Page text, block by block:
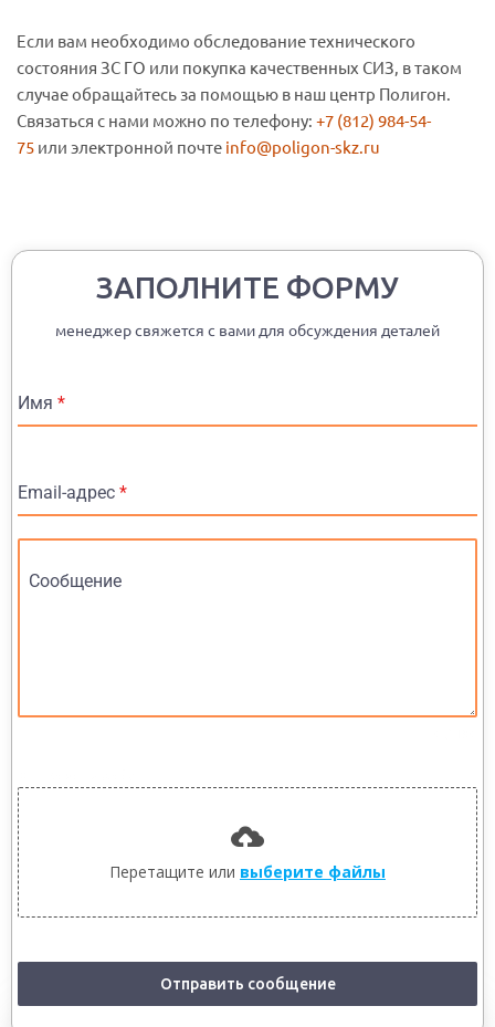
Если вам необходимо обследование технического
состояния ЗС ГО или покупка качественных СИЗ, в таком
случае обращайтесь за помощью в наш центр Полигон.
Связаться с нами можно по телефону: +7 (812) 984-54-
75 или электронной почте info@poligon-skz.ru
ЗАПОЛНИТЕ ФОРМУ
менеджер свяжется с вами для обсуждения деталей
Имя *
Email-адрес *
Сообщение
Перетащите или выберите файлы
Отправить сообщение